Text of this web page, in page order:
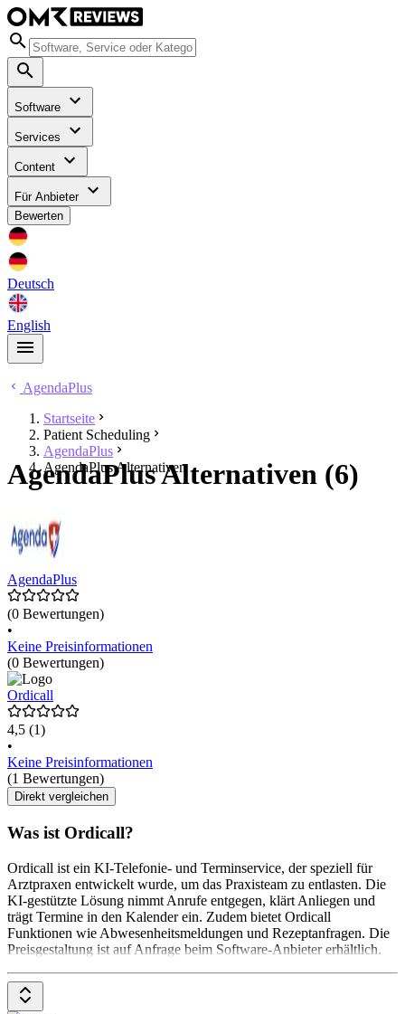
Software
Services
Content
Für Anbieter
Bewerten
Deutsch
English
AgendaPlus
Startseite
Patient Scheduling
AgendaPlus
AgendaPlus Alternativen
AgendaPlus Alternativen (6)
AgendaPlus
(0 Bewertungen)
•
Keine Preisinformationen
(0 Bewertungen)
Ordicall
4,5 (1)
•
Keine Preisinformationen
(1 Bewertungen)
Direkt vergleichen
Was ist Ordicall?
Ordicall ist ein KI-Telefonie- und Terminservice, der speziell für
Arztpraxen entwickelt wurde, um das Praxisteam zu entlasten. Die
KI-gestützte Lösung nimmt Anrufe entgegen, klärt Anliegen und
trägt Termine in den Kalender ein. Zudem bietet Ordicall
Funktionen wie Abwesenheitsmeldungen und Rezeptanfragen. Die
Preisgestaltung ist auf Anfrage beim Software-Anbieter erhältlich.